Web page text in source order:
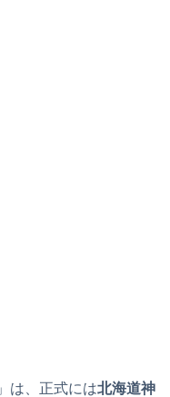
」は、正式には北海道神